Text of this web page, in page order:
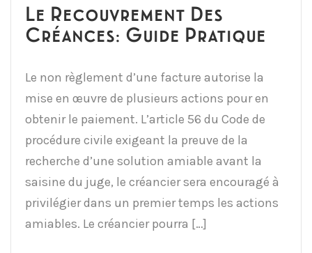
Le Recouvrement Des
Créances: Guide Pratique
Le non règlement d’une facture autorise la
mise en œuvre de plusieurs actions pour en
obtenir le paiement. L’article 56 du Code de
procédure civile exigeant la preuve de la
recherche d’une solution amiable avant la
saisine du juge, le créancier sera encouragé à
privilégier dans un premier temps les actions
amiables. Le créancier pourra […]